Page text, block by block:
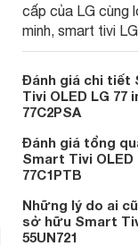
cấp của LG cùng
minh, smart tivi
tượng với nền
hiện đang được
lý.
Đánh giá chi tiết
Tivi OLED LG 77
77C2PSA
Đánh giá tổng
Smart Tivi OLED
77C1PTB
Những lý do ai
sở hữu Smart
55UN721